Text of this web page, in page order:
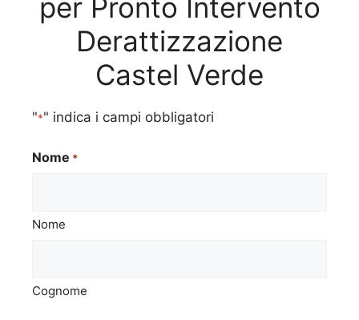
per Pronto Intervento
Derattizzazione
Castel Verde
"*" indica i campi obbligatori
Nome *
Nome
Cognome